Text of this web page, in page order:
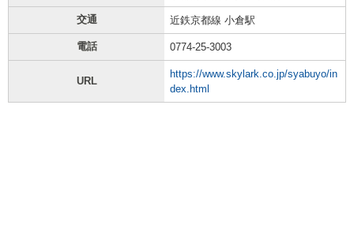
交通 近鉄京都線 小倉駅
電話 0774-25-3003
URL
https://www.skylark.co.jp/syabuyo/in
dex.html